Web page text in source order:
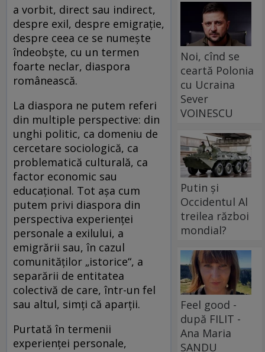
a vorbit, direct sau indirect,
despre exil, despre emigrație,
despre ceea ce se numește
îndeobște, cu un termen
foarte neclar, diaspora
românească.
La diaspora ne putem referi
din multiple perspective: din
unghi politic, ca domeniu de
cercetare sociologică, ca
problematică culturală, ca
factor economic sau
educațional. Tot așa cum
putem privi diaspora din
perspectiva experienței
personale a exilului, a
emigrării sau, în cazul
comunităților „istorice“, a
separării de entitatea
colectivă de care, într-un fel
sau altul, simți că aparții.
Purtată în termenii
experienței personale,
Noi, cînd se
ceartă Polonia
cu Ucraina
Sever
VOINESCU
Putin și
Occidentul Al
treilea război
mondial?
Feel good -
după FILIT -
Ana Maria
SANDU